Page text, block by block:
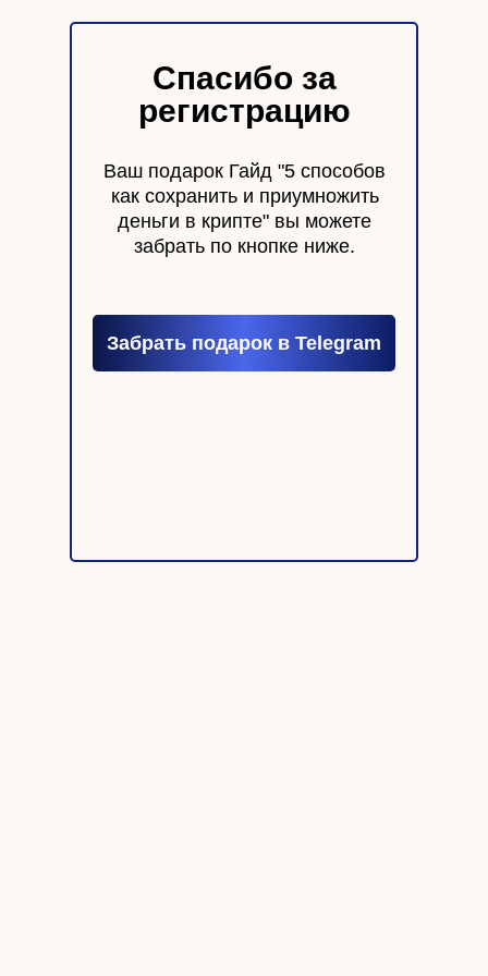
Ваш подарок Гайд "5 способов
как сохранить и приумножить
деньги в крипте" вы можете
забрать по кнопке ниже.
Забрать подарок в Telegram
Спасибо за
регистрацию